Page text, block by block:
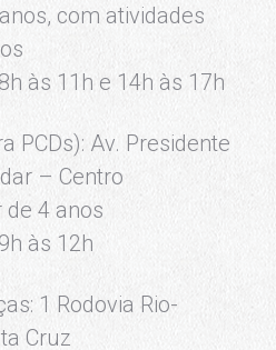
com atividades
às 11h e 14h às 17h
PCDs): Av. Presidente
– Centro
de 4 anos
às 12h
1 Rodovia Rio-
Cruz